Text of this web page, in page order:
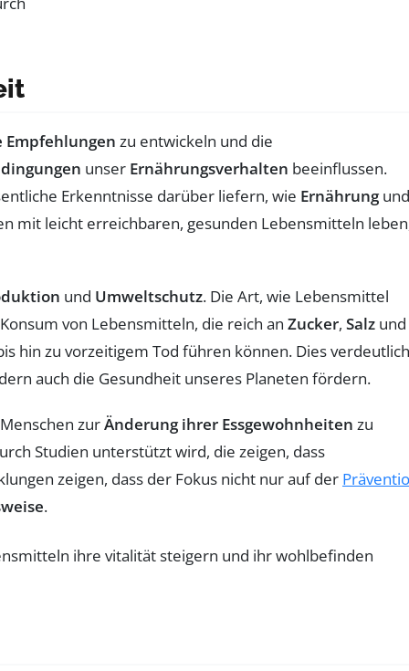
zu entwickeln und die
unser Ernährungsverhalten beeinflussen.
Erkenntnisse darüber liefern, wie Ernährungund
mit leicht erreichbaren, gesunden Lebensmitteln
und Umweltschutz. Die Art, wie Lebensmittel
von Lebensmitteln, die reich an Zucker, Salz und
hin zu vorzeitigem Tod führen können. Dies
auch die Gesundheit unseres Planeten fördern.
zurÄnderung ihrer Essgewohnheiten zu
Studien unterstützt wird, die zeigen, dass
zeigen, dass der Fokus nicht nur auf der
.